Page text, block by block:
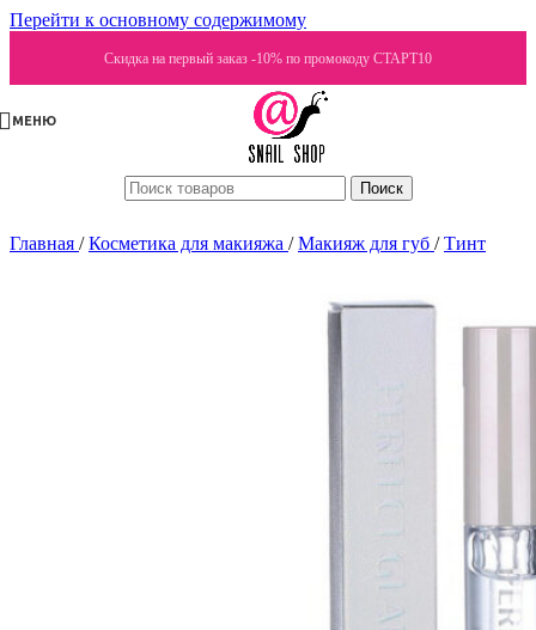
Перейти к основному содержимому
Скидка на первый заказ -10% по промокоду СТАРТ10
МЕНЮ
Поиск
Главная / Косметика для макияжа / Макияж для губ / Тинт